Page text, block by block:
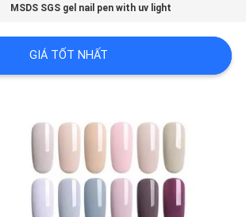
MSDS SGS gel nail pen with uv light
GIÁ TỐT NHẤT